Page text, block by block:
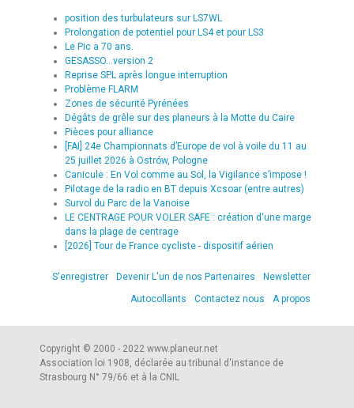
position des turbulateurs sur LS7WL
Prolongation de potentiel pour LS4 et pour LS3
Le Pic a 70 ans.
GESASSO...version 2
Reprise SPL après longue interruption
Problème FLARM
Zones de sécurité Pyrénées
Dégâts de grêle sur des planeurs à la Motte du Caire
Pièces pour alliance
[FAI] 24e Championnats d’Europe de vol à voile du 11 au
25 juillet 2026 à Ostrów, Pologne
Canicule : En Vol comme au Sol, la Vigilance s’impose !
Pilotage de la radio en BT depuis Xcsoar (entre autres)
Survol du Parc de la Vanoise
LE CENTRAGE POUR VOLER SAFE : création d'une marge
dans la plage de centrage
[2026] Tour de France cycliste - dispositif aérien
S'enregistrer Devenir L'un de nos Partenaires
Newsletter
Autocollants
Contactez nous A propos
Copyright © 2000 - 2022 www.planeur.net
Association loi 1908, déclarée au tribunal d'instance de
Strasbourg N° 79/66 et à la CNIL